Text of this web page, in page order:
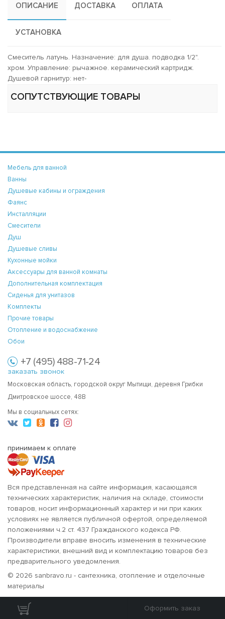
ОПИСАНИЕ ДОСТАВКА ОПЛАТА
УСТАНОВКА
Смеситель латунь. Назначение: для душа. подводка 1/2".
хром. Управление: рычажное. керамический картридж.
Душевой гарнитур: нет-
СОПУТСТВУЮЩИЕ ТОВАРЫ
Оформить заказ
Мебель для ванной
Ванны
Душевые кабины и ограждения
Фаянс
Инсталляции
Смесители
Душ
Душевые сливы
Кухонные мойки
Аксессуары для ванной комнаты
Дополнительная комплектация
Сиденья для унитазов
Комплекты
Прочие товары
Отопление и водоснабжение
Обои
+7 (495) 488-71-24
заказать звонок
Московская область, городской округ Мытищи, деревня Грибки
Дмитровское шоссе, 48В
Мы в социальных сетях:
принимаем к оплате
Вся представленная на сайте информация, касающаяся
технических характеристик, наличия на складе, стоимости
товаров, носит информационный характер и ни при каких
условиях не является публичной офертой, определяемой
положениями ч.2 ст. 437 Гражданского кодекса РФ.
Производители вправе вносить изменения в технические
характеристики, внешний вид и комплектацию товаров без
предварительного уведомления.
© 2026 sanbravo.ru - сантехника, отопление и отделочные
материалы